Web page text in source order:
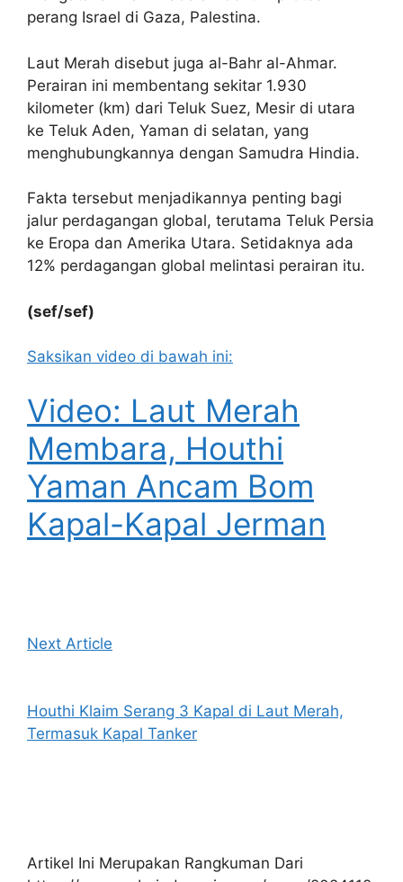
perang Israel di Gaza, Palestina.
Laut Merah disebut juga al-Bahr al-Ahmar.
Perairan ini membentang sekitar 1.930
kilometer (km) dari Teluk Suez, Mesir di utara
ke Teluk Aden, Yaman di selatan, yang
menghubungkannya dengan Samudra Hindia.
Fakta tersebut menjadikannya penting bagi
jalur perdagangan global, terutama Teluk Persia
ke Eropa dan Amerika Utara. Setidaknya ada
12% perdagangan global melintasi perairan itu.
(sef/sef)
Saksikan video di bawah ini:
Video: Laut Merah
Membara, Houthi
Yaman Ancam Bom
Kapal-Kapal Jerman
Next Article
Houthi Klaim Serang 3 Kapal di Laut Merah,
Termasuk Kapal Tanker
Artikel Ini Merupakan Rangkuman Dari